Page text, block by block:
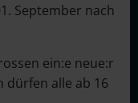
September nach
ein:e neue:r
dürfen alle ab 16